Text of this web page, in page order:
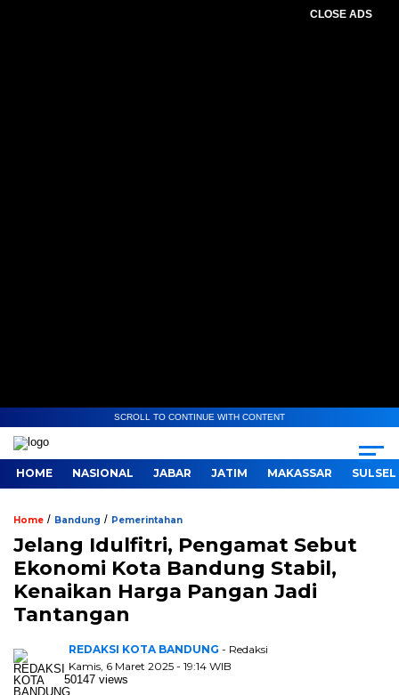
CLOSE ADS
SCROLL TO CONTINUE WITH CONTENT
HOME NASIONAL JABAR JATIM MAKASSAR SULSEL
Home / Bandung / Pemerintahan
Jelang Idulfitri, Pengamat Sebut
Ekonomi Kota Bandung Stabil,
Kenaikan Harga Pangan Jadi
Tantangan
REDAKSI KOTA BANDUNG - Redaksi
Kamis, 6 Maret 2025 - 19:14 WIB
50147 views